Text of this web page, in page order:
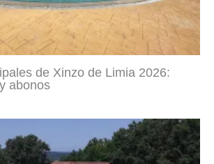
de Xinzo de Limia 2026:
abonos